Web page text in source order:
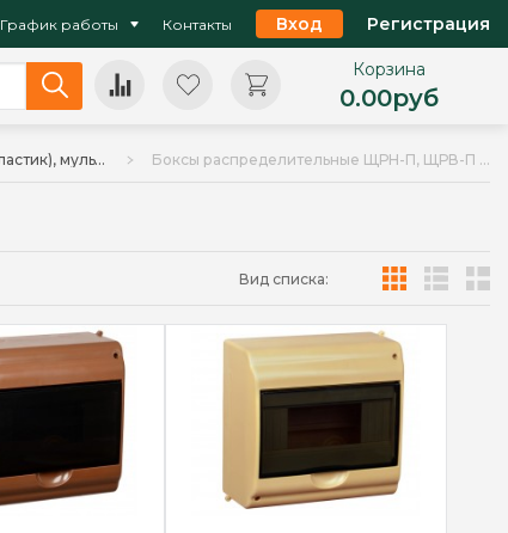
График работы Контакты Вход Регистрация
Корзина
0.00руб
Щиты рапределительные ЩРН, ЩРВ (металл, пластик), мультимедийные Боксы распределительные ЩРН-П, ЩРВ-П (пластик)
Вид списка: